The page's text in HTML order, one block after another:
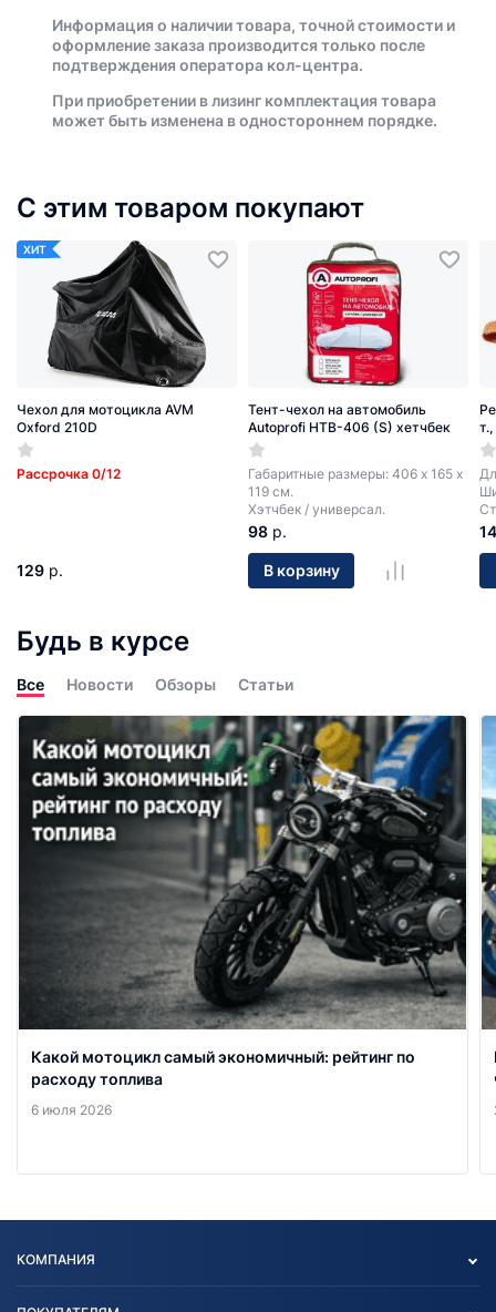
Информация о наличии товара, точной стоимости и
оформление заказа производится только после
подтверждения оператора кол-центра.
При приобретении в лизинг комплектация товара
может быть изменена в одностороннем порядке.
С этим товаром покупают
ХИТ
Чехол для мотоцикла AVM
Oxford 210D
Рассрочка 0/12
129 р.
Тент-чехол на автомобиль
Autoprofi HTB-406 (S) хетчбек
Габаритные размеры: 406 х 165 х
119 см.
Хэтчбек / универсал.
98 р.
В корзину
14
Будь в курсе
Все Новости Обзоры Статьи
Какой мотоцикл самый экономичный: рейтинг по
расходу топлива
6 июля 2026
КОМПАНИЯ